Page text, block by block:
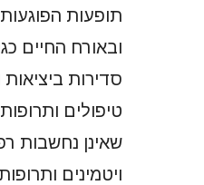
תופעות
ובאורח החיים
סדירות ביציאות
טיפולים
שאינן נחשבות
ויטמינים